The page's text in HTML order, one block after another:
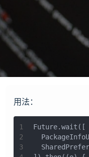
用法：
1
2
3
Future.wait([